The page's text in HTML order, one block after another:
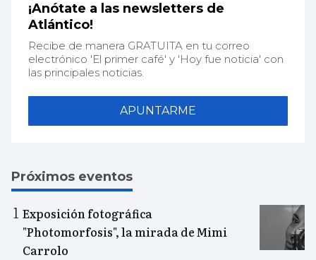
¡Anótate a las newsletters de
Atlántico!
Recibe de manera GRATUITA en tu correo
electrónico 'El primer café' y 'Hoy fue noticia' con
las principales noticias.
APUNTARME
Próximos eventos
Exposición fotográfica
"Photomorfosis", la mirada de Mimi
Carrolo